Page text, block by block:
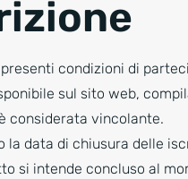
condizioni di
sul sito web,
considerata vincolante.
la data di chiusura delle
si intende concluso al